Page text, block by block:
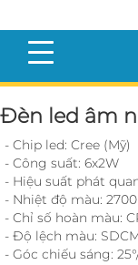
Đèn led âm
- Chip led: Cree (Mỹ)
- Công suất: 6x2W
- Hiệu suất phát
- Nhiệt độ màu:
- Chỉ số hoàn màu:
- Độ lệch màu:
- Góc chiếu sáng: